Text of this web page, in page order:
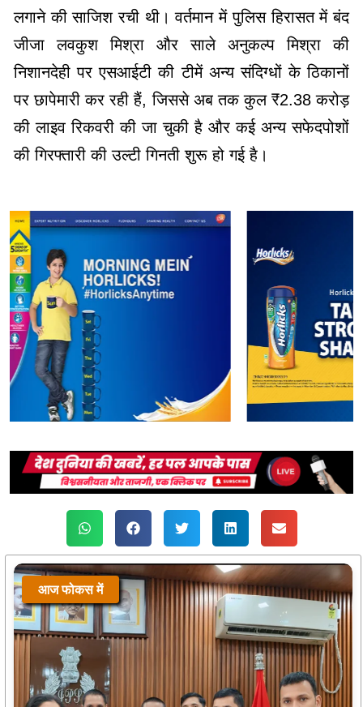
लगाने की साजिश रची थी। वर्तमान में पुलिस हिरासत में बंद
जीजा लवकुश मिश्रा और साले अनुकल्प मिश्रा की
निशानदेही पर एसआईटी की टीमें अन्य संदिग्धों के ठिकानों
पर छापेमारी कर रही हैं, जिससे अब तक कुल ₹2.38 करोड़
की लाइव रिकवरी की जा चुकी है और कई अन्य सफेदपोशों
की गिरफ्तारी की उल्टी गिनती शुरू हो गई है।
आज फोकस में